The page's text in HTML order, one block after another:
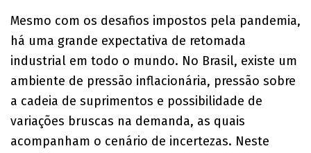
Mesmo com os desafios impostos pela pandemia,
há uma grande expectativa de retomada
industrial em todo o mundo. No Brasil, existe um
ambiente de pressão inflacionária, pressão sobre
a cadeia de suprimentos e possibilidade de
variações bruscas na demanda, as quais
acompanham o cenário de incertezas. Neste